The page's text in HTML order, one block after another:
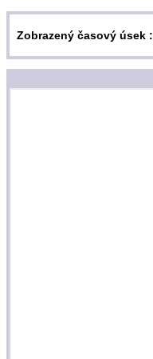
Zobrazený časový úsek :